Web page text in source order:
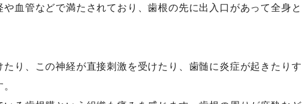
や血管などで満たされており、歯根の先に出入口があって全身と
たり、この神経が直接刺激を受けたり、歯髄に炎症が起きたりす